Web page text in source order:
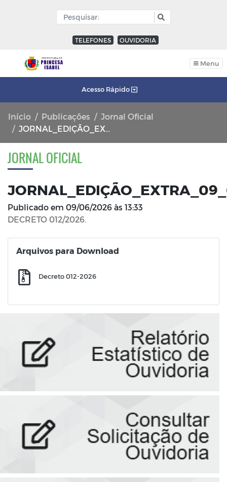
TELEFONES OUVIDORIA
Menu
Acesso Rápido
Início Publicações
Jornal Oficial
JORNAL_EDIÇÃO_EXTRA_09_06_2026_FL_01
JORNAL OFICIAL
Publicado em 09/06/2026 às 13:33
DECRETO 012/2026.
Arquivos para Download
Decreto 012-2026